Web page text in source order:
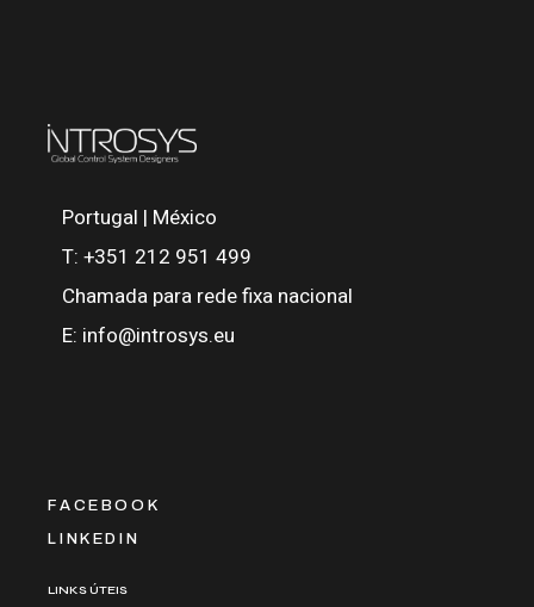
Portugal | México
T:+351 212 951 499
Chamada para rede fixa nacional
E: info@introsys.eu
FACEBOOK
LINKEDIN
LINKS ÚTEIS